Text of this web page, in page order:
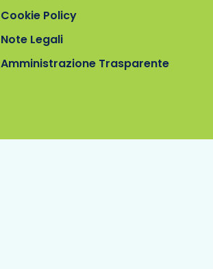
Cookie Policy
Note Legali
Amministrazione Trasparente